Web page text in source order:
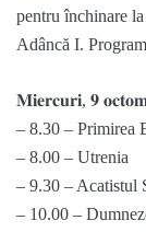
pentru închinare
Adâncă I.
𝐌𝐢𝐞𝐫𝐜𝐮𝐫𝐢, 𝟗
– 8.30 – Primirea
– 8.00 – Utrenia
– 9.30 – Acatistul
– 10.00 –